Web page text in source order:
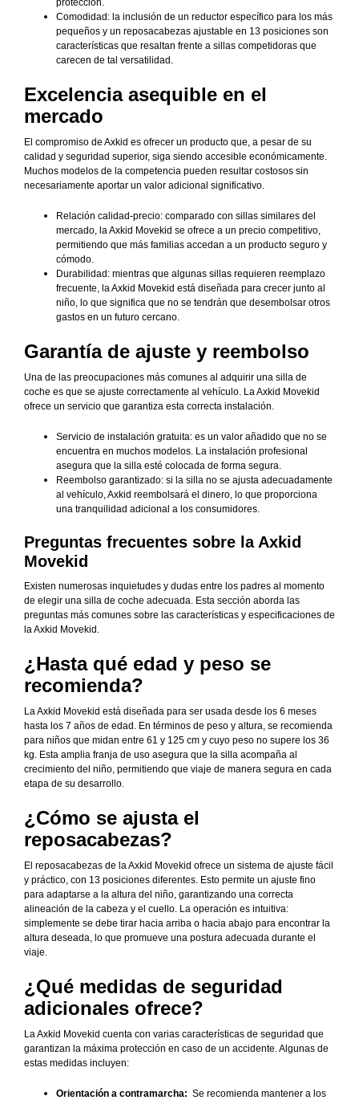
protección.
Comodidad: la inclusión de un reductor específico para los más
pequeños y un reposacabezas ajustable en 13 posiciones son
características que resaltan frente a sillas competidoras que
carecen de tal versatilidad.
Excelencia asequible en el
mercado
El compromiso de Axkid es ofrecer un producto que, a pesar de su
calidad y seguridad superior, siga siendo accesible económicamente.
Muchos modelos de la competencia pueden resultar costosos sin
necesariamente aportar un valor adicional significativo.
Relación calidad-precio: comparado con sillas similares del
mercado, la Axkid Movekid se ofrece a un precio competitivo,
permitiendo que más familias accedan a un producto seguro y
cómodo.
Durabilidad: mientras que algunas sillas requieren reemplazo
frecuente, la Axkid Movekid está diseñada para crecer junto al
niño, lo que significa que no se tendrán que desembolsar otros
gastos en un futuro cercano.
Garantía de ajuste y reembolso
Una de las preocupaciones más comunes al adquirir una silla de
coche es que se ajuste correctamente al vehículo. La Axkid Movekid
ofrece un servicio que garantiza esta correcta instalación.
Servicio de instalación gratuita: es un valor añadido que no se
encuentra en muchos modelos. La instalación profesional
asegura que la silla esté colocada de forma segura.
Reembolso garantizado: si la silla no se ajusta adecuadamente
al vehículo, Axkid reembolsará el dinero, lo que proporciona
una tranquilidad adicional a los consumidores.
Preguntas frecuentes sobre la Axkid
Movekid
Existen numerosas inquietudes y dudas entre los padres al momento
de elegir una silla de coche adecuada. Esta sección aborda las
preguntas más comunes sobre las características y especificaciones de
la Axkid Movekid.
¿Hasta qué edad y peso se
recomienda?
La Axkid Movekid está diseñada para ser usada desde los 6 meses
hasta los 7 años de edad. En términos de peso y altura, se recomienda
para niños que midan entre 61 y 125 cm y cuyo peso no supere los 36
kg. Esta amplia franja de uso asegura que la silla acompaña al
crecimiento del niño, permitiendo que viaje de manera segura en cada
etapa de su desarrollo.
¿Cómo se ajusta el
reposacabezas?
El reposacabezas de la Axkid Movekid ofrece un sistema de ajuste fácil
y práctico, con 13 posiciones diferentes. Esto permite un ajuste fino
para adaptarse a la altura del niño, garantizando una correcta
alineación de la cabeza y el cuello. La operación es intuitiva:
simplemente se debe tirar hacia arriba o hacia abajo para encontrar la
altura deseada, lo que promueve una postura adecuada durante el
viaje.
¿Qué medidas de seguridad
adicionales ofrece?
La Axkid Movekid cuenta con varias características de seguridad que
garantizan la máxima protección en caso de un accidente. Algunas de
estas medidas incluyen:
Orientación a contramarcha: Se recomienda mantener a los